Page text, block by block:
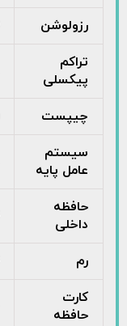
رزولوشن
تراکم
پیکسلی
چیپست
سیستم
عامل پایه
حافظه
داخلی
رم
کارت
حافظه